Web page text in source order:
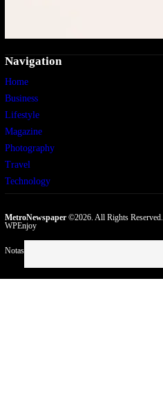
Navigation
Home
Business
Lifestyle
Magazine
Photography
Travel
Technology
MetroNewspaper©2026. All Rights Reserved.
WPEnjoy
Notas